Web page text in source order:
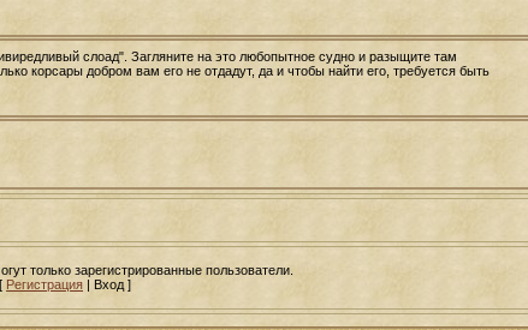
слоад". Загляните на это любопытное судно и разыщите там
корсары добром вам его не отдадут, да и чтобы найти его, требуется быть
только зарегистрированные пользователи.
[ Регистрация | Вход ]